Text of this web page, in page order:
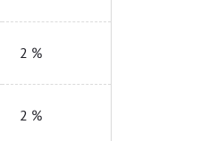
2 %
2 %